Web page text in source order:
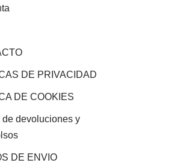
DE PRIVACIDAD
DE COOKIES
de devoluciones y
DE ENVIO